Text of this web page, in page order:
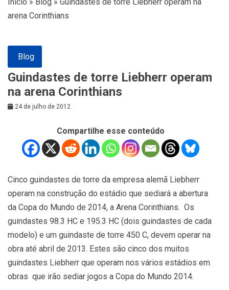
arena Corinthians
Blog
Guindastes de torre Liebherr operam
na arena Corinthians
24 de julho de 2012
Compartilhe esse conteúdo
Cinco guindastes de torre da empresa alemã Liebherr
operam na construção do estádio que sediará a abertura
da Copa do Mundo de 2014, a Arena Corinthians. Os
guindastes 98.3 HC e 195.3 HC (dois guindastes de cada
modelo) e um guindaste de torre 450 C, devem operar na
obra até abril de 2013. Estes são cinco dos muitos
guindastes Liebherr que operam nos vários estádios em
obras que irão sediar jogos a Copa do Mundo 2014.